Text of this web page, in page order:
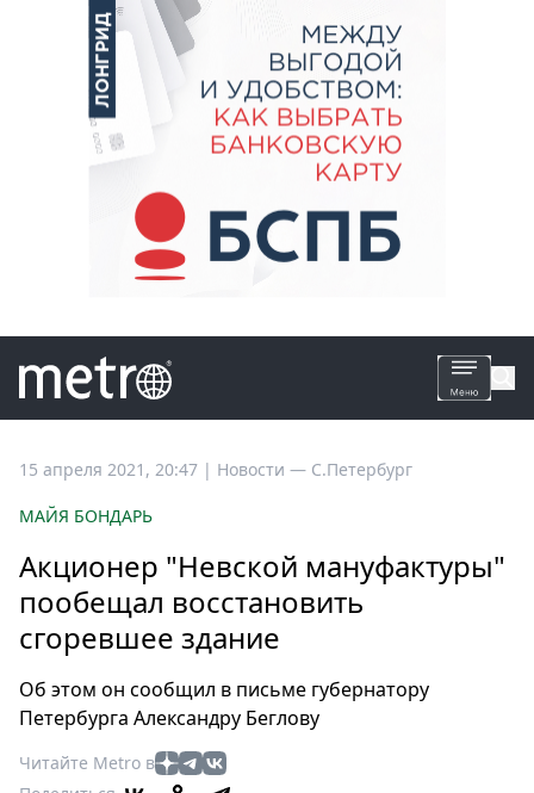
Все
Петербург
Россия
Мир
Здоровье
Туризм
Мода
Театр
15 апреля 2021, 20:47 | Новости — С.Петербург
МАЙЯ БОНДАРЬ
Акционер "Невской мануфактуры"
пообещал восстановить
сгоревшее здание
Об этом он сообщил в письме губернатору
Петербурга Александру Беглову
Читайте Metro в